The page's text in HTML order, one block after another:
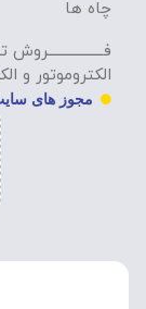
چاه ها
الکتروموتور و
مجوز های